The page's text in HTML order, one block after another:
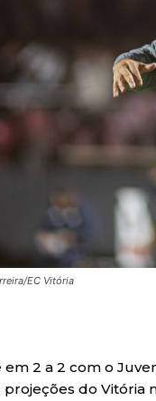
EC Vitória
2 a 2 com o
do Vitória